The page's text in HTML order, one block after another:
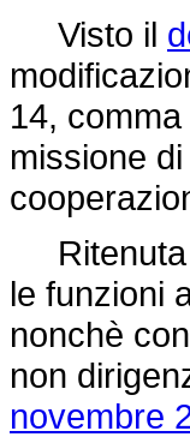
Visto il
14,
missione
Ritenuta
le funzioni
nonchè
non
novembre